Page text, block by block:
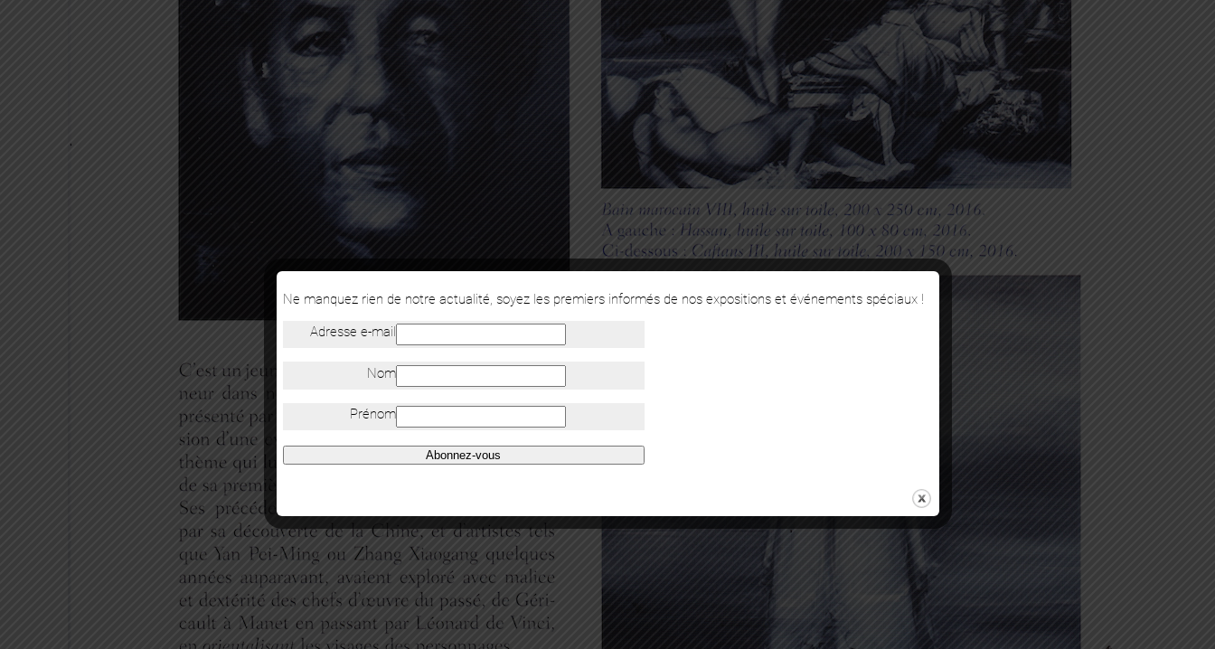
Ne manquez rien de notre actualité, soyez les premiers informés de nos expositions et événements spéciaux !
Adresse e-mail
Nom
Prénom
Abonnez-vous